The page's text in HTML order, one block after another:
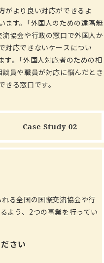
がより良い対応ができるよ
す。「外国人のための遠隔無
協会や行政の窓口で外国人か
対応できないケースについ
。「外国人対応者のための相
員や職員が対応に悩んだとき
る窓口です。
Case Study 02
る全国の国際交流協会や行
よう、2つの事業を行ってい
さい